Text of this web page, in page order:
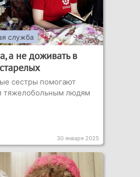
служба
а не доживать в
сестры помогают
тяжелобольным людям
30 января 2025